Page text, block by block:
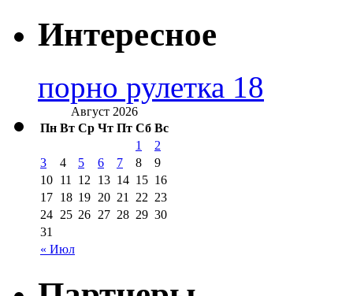
Интересное
порно рулетка 18
Август 2026
Пн Вт Ср Чт Пт Сб Вс
« Июл
1
2
3
4 5 6 7 8
9
10 11 12 13 14 15 16
17 18 19 20 21 22 23
24 25 26 27 28 29 30
31